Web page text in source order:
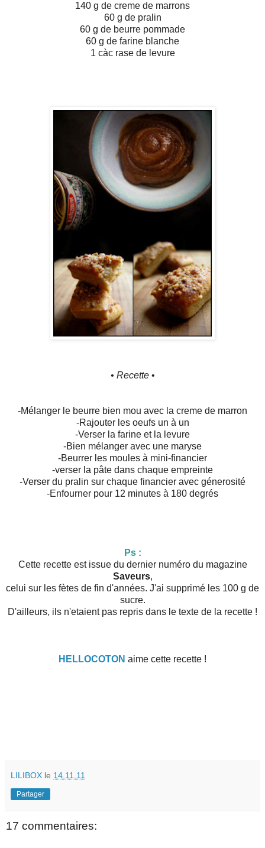
140 g de creme de marrons
60 g de pralin
60 g de beurre pommade
60 g de farine blanche
1 càc rase de levure
• Recette •
-Mélanger le beurre bien mou avec la creme de marron
-Rajouter les oeufs un à un
-Verser la farine et la levure
-Bien mélanger avec une maryse
-Beurrer les moules à mini-financier
-verser la pâte dans chaque empreinte
-Verser du pralin sur chaque financier avec génerosité
-Enfourner pour 12 minutes à 180 degrés
Ps :
Cette recette est issue du dernier numéro du magazine
Saveurs,
celui sur les fètes de fin d'années. J'ai supprimé les 100 g de
sucre.
D'ailleurs, ils n'etaient pas repris dans le texte de la recette !
HELLOCOTON aime cette recette !
LILIBOX le 14.11.11
Partager
17 commentaires: